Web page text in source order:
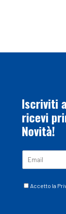
Iscriviti
ricevi
Novità!
C Accetto la